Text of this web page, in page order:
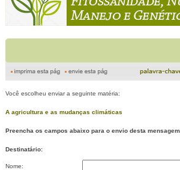
Você escolheu enviar a seguinte matéria:
A agricultura e as mudanças climáticas
Preencha os campos abaixo para o envio desta
Destinatário:
Nome: